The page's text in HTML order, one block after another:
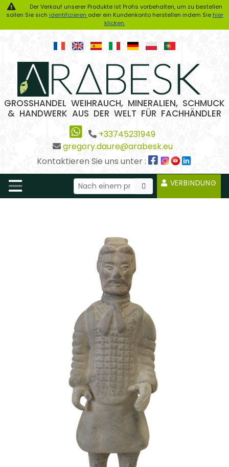
Der Verkauf unserer Produkte ist Profis vorbehalten, um zu bestellen
sollen Sie sich identifizieren oder ein Kundenkonto herstellen indem Sie hier
klicken.
GROSSHANDEL WEIHRAUCH, MINERALIEN, SCHMUCK
& HANDWERK AUS DER WELT FÜR FACHHÄNDLER
+33745231949
gregory.daure@arabesk.eu
Kontaktieren Sie uns unter :
VERBINDUNG